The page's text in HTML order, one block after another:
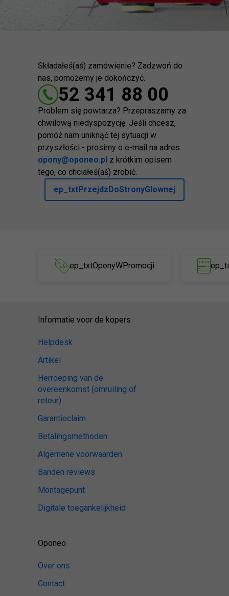
Składałeś(aś) zamówienie? Zadzwoń do
nas, pomożemy je dokończyć.
52 341 88 00
Problem się powtarza? Przepraszamy za
chwilową niedyspozycję. Jeśli chcesz,
pomóż nam uniknąć tej sytuacji w
przyszłości - prosimy o e-mail na adres
opony@oponeo.pl z krótkim opisem
tego, co chciałeś(aś) zrobić.
ep_txtPrzejdzDoStronyGlownej
ep_txtOponyWPromocji
Informatie voor de kopers
Helpdesk
Artikel
Herroeping van de
overeenkomst (omruiling of
retour)
Garantieclaim
Betalingsmethoden
Algemene voorwaarden
Banden reviews
Montagepunt
Digitale toegankelijkheid
Oponeo
Over ons
Contact